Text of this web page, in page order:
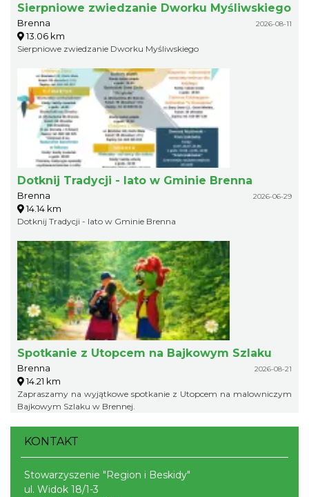
Sierpniowe zwiedzanie Dworku Myśliwskiego
Brenna 2026-08-11
13.06 km
Sierpniowe zwiedzanie Dworku Myśliwskiego
Dotknij Tradycji - lato w Gminie Brenna
Brenna 2026-06-29
14.14 km
Dotknij Tradycji - lato w Gminie Brenna
Spotkanie z Utopcem na Bajkowym Szlaku
Brenna 2026-08-21
14.21 km
Zapraszamy na wyjątkowe spotkanie z Utopcem na malowniczym
Bajkowym Szlaku w Brennej.
KONTAKT
Stowarzyszenie "Region i Beskidy"
ul. Widok 18/1-3